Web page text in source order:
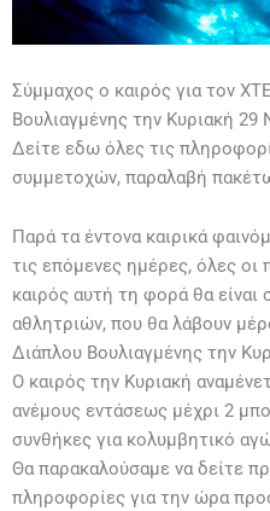
Σύμμαχος ο καιρός για τον
Βουλιαγμένης την Κυριακή 29
Δείτε εδω όλες τις
συμμετοχών, παραλαβή
Παρά τα έντονα καιρικά
τις επόμενες ημέρες, όλες οι
καιρός αυτή τη φορά θα
αθλητριών, που θα λάβουν
Διάπλου Βουλιαγμένης την
Ο καιρός την Κυριακή
ανέμους εντάσεως μέχρι 2
συνθήκες για κολυμβητικό
Θα παρακαλούσαμε να δείτε
πληροφορίες για την ώρα